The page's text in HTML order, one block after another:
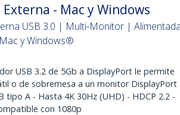
- Mac y Windows
USB 3.0 | Multi-Monitor | Alimentada
y Windows®
USB 3.2 de 5Gb a DisplayPort le permite
o de sobremesa a un monitor DisplayPort
tipo A - Hasta 4K 30Hz (UHD) - HDCP 2.2 -
con 1080p